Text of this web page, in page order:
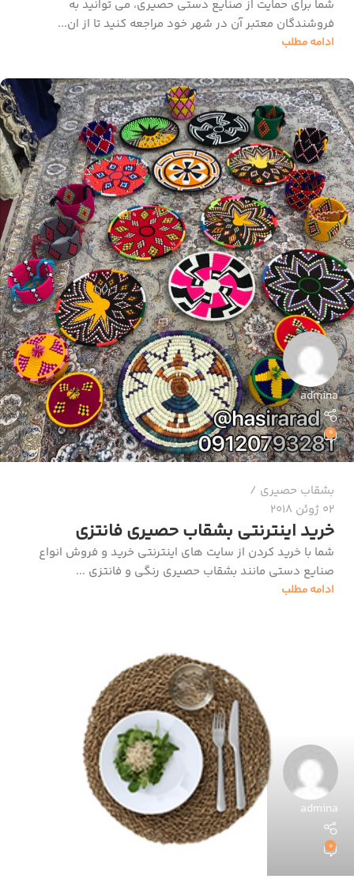
شما برای حمایت از صنایع دستی حصیری، می‌ توانید به
فروشندگان معتبر آن در شهر خود مراجعه کنید تا از ان...
ادامه مطلب
admina
0
بشقاب حصیری
02 ژوئن 2018
خرید اینترنتی بشقاب حصیری فانتزی
شما با خرید کردن از سایت‌ های اینترنتی خرید و فروش انواع
صنایع دستی مانند بشقاب حصیری رنگی و فانتزی ...
ادامه مطلب
admina
0